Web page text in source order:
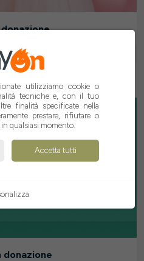
donazione
donazione
utilizziamo cookie o
tecniche e, con il tuo
finalità specificate nella
prestare, rifiutare o
qualsiasi momento.
Accetta tutti